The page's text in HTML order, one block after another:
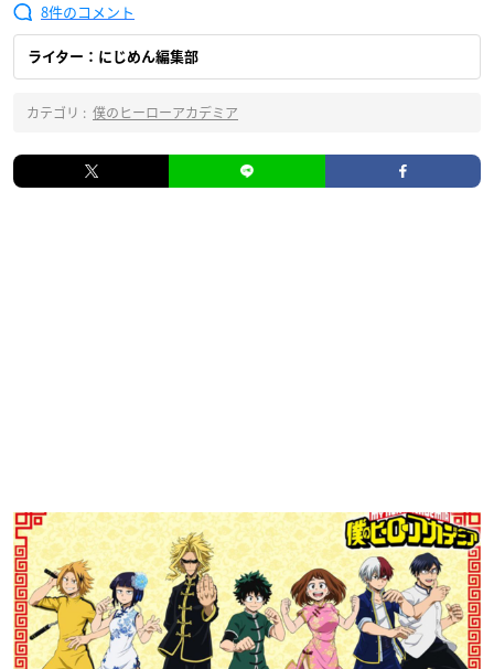
8
ライター：にじめん編集部
カテゴリ : 僕のヒーローアカデミア